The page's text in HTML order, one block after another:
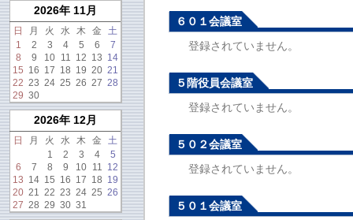
６０１会議室
登録されていません。
５階役員会議室
登録されていません。
５０２会議室
登録されていません。
５０１会議室
2026年 11月
日 月 火 水 木 金
土
1
2 3 4 5 6
7
8
9 10 11 12 13 14
15 16 17 18 19 20 21
22 23 24 25 26 27 28
29 30
2026年 12月
日 月 火 水 木 金
土
1
2 3 4
5
6
7 8 9 10 11 12
13 14 15 16 17 18 19
20 21 22 23 24 25 26
27 28 29 30 31